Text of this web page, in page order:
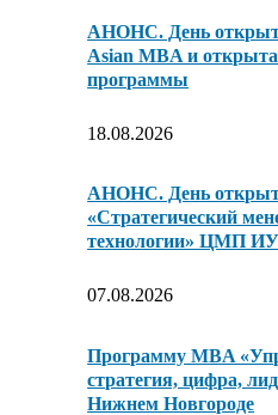
АНОНС. День
Asian MBA и
программы
18.08.2026
АНОНС. День
«Стратегический
технологии» ЦМП
07.08.2026
Программу MBA
стратегия, цифра,
Нижнем Новгороде